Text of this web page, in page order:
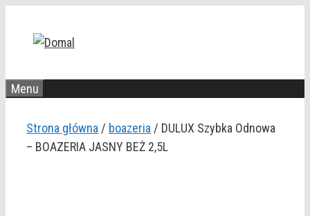
Menu
Strona główna / boazeria / DULUX Szybka Odnowa
– BOAZERIA JASNY BEŻ 2,5L